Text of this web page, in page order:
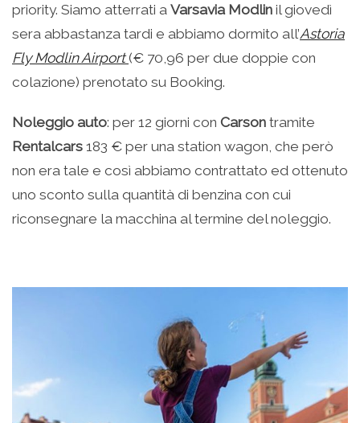
priority. Siamo atterrati a Varsavia Modlin il giovedì
sera abbastanza tardi e abbiamo dormito all’Astoria
Fly Modlin Airport(€ 70,96 per due doppie con
colazione) prenotato su Booking.
Noleggio auto: per 12 giorni con Carson tramite
Rentalcars 183 € per una station wagon, che però
non era tale e così abbiamo contrattato ed ottenuto
uno sconto sulla quantità di benzina con cui
riconsegnare la macchina al termine del noleggio.